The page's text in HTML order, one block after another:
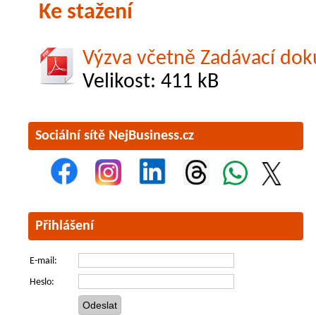
Ke stažení
Výzva včetně Zadávací
Velikost: 411 kB
Sociální sítě NejBusiness.cz
Přihlášení
E-mail:
Heslo: